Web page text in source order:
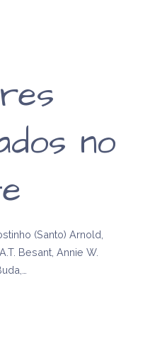
no
(Santo) Arnold,
Besant, Annie W.